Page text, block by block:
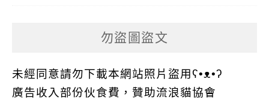
勿盜圖盜文
未經同意請勿下載本網站照片盜用ʕ•ᴥ•ʔ
廣告收入部份伙食費，贊助流浪貓協會